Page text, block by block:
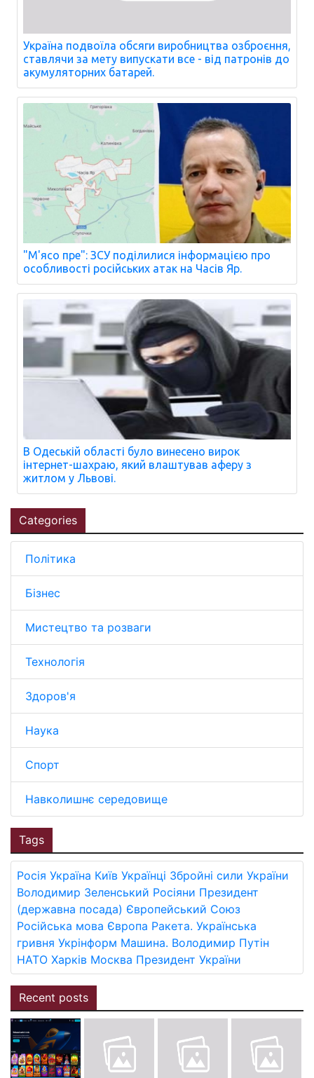
Україна подвоїла обсяги виробництва озброєння,
ставлячи за мету випускати все - від патронів до
акумуляторних батарей.
"М'ясо пре": ЗСУ поділилися інформацією про
особливості російських атак на Часів Яр.
В Одеській області було винесено вирок
інтернет-шахраю, який влаштував аферу з
житлом у Львові.
Categories
Політика
Бізнес
Мистецтво та розваги
Технологія
Здоров'я
Наука
Спорт
Навколишнє середовище
Tags
Росія Україна Київ Українці Збройні сили України
Володимир Зеленський Росіяни Президент
(державна посада) Європейський Союз
Російська мова Європа Ракета. Українська
гривня Укрінформ Машина. Володимир Путін
НАТО Харків Москва Президент України
Recent posts